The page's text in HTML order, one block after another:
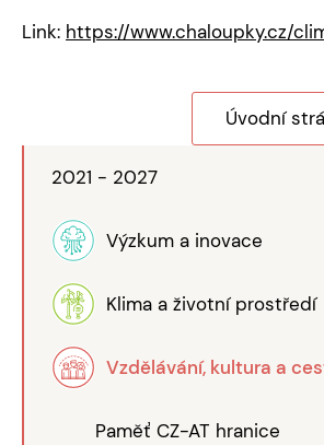
2021 - 2027
Výzkum a inovace
Klima a životní prostředí
Vzdělávání, kultura a
Paměť CZ-AT hranice
Link: https://www.chaloupky.cz/
Úvodní